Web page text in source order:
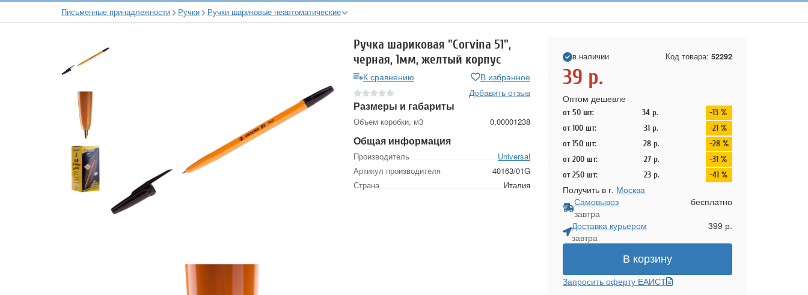
Письменные принадлежности Ручки Ручки шариковые неавтоматические
Ручка шариковая "Corvina 51",
черная, 1мм, желтый корпус
К сравнению
В избранное
Добавить отзыв
Размеры и габариты
Объем коробки, м3 0,00001238
Общая информация
Производитель
Universal
Артикул производителя
40163/01G
Страна
Италия
в наличии Код товара: 52292
39 р.
Оптом дешевле
от 50 шт: 34 р.
-13 %
от 100 шт:
31 р.
-21 %
от 150 шт:
28 р.
-28 %
от 200 шт:
27 р.
-31 %
от 250 шт:
23 р. -41 %
Получить в г. Москва
Самовывоз
завтра
бесплатно
Доставка курьером
завтра
399 р.
В корзину
Запросить оферту ЕАИСТ